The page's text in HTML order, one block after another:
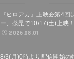
『ヒロアカ』上映会第4回
ー、荼毘で10/17(土)上映！
2026.08.01
8/3(月)0時より配信開始の